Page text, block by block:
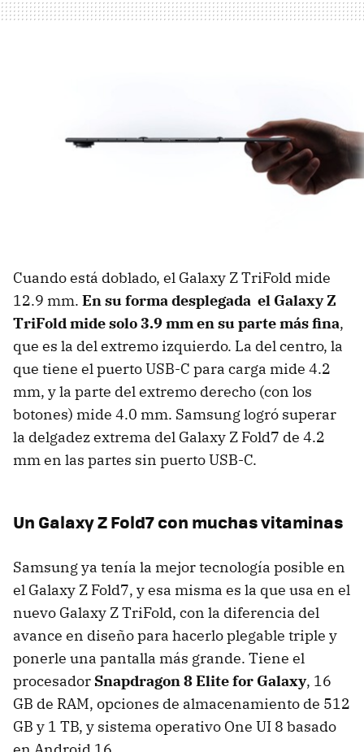
Cuando está doblado, el Galaxy Z TriFold mide
12.9 mm. En su forma desplegada el Galaxy Z
TriFold mide solo 3.9 mm en su parte más fina,
que es la del extremo izquierdo. La del centro, la
que tiene el puerto USB-C para carga mide 4.2
mm, y la parte del extremo derecho (con los
botones) mide 4.0 mm. Samsung logró superar
la delgadez extrema del Galaxy Z Fold7 de 4.2
mm en las partes sin puerto USB-C.
Un Galaxy Z Fold7 con muchas vitaminas
Samsung ya tenía la mejor tecnología posible en
el Galaxy Z Fold7, y esa misma es la que usa en el
nuevo Galaxy Z TriFold, con la diferencia del
avance en diseño para hacerlo plegable triple y
ponerle una pantalla más grande. Tiene el
procesador Snapdragon 8 Elite for Galaxy, 16
GB de RAM, opciones de almacenamiento de 512
GB y 1 TB, y sistema operativo One UI 8 basado